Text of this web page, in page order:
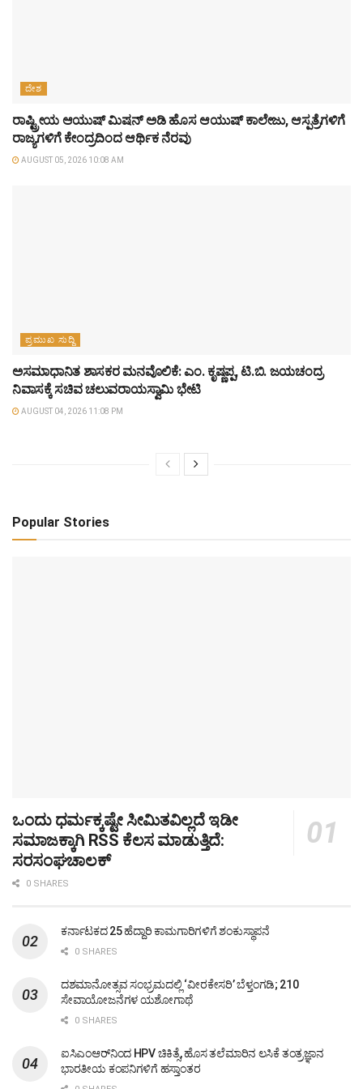
ದೇಶ
ರಾಷ್ಟ್ರೀಯ ಆಯುಷ್ ಮಿಷನ್ ಅಡಿ ಹೊಸ ಆಯುಷ್ ಕಾಲೇಜು, ಆಸ್ಪತ್ರೆಗಳಿಗೆ
ರಾಜ್ಯಗಳಿಗೆ ಕೇಂದ್ರದಿಂದ ಆರ್ಥಿಕ ನೆರವು
AUGUST 05, 2026 10:08 AM
ಪ್ರಮುಖ ಸುದ್ದಿ
ಅಸಮಾಧಾನಿತ ಶಾಸಕರ ಮನವೊಲಿಕೆ: ಎಂ. ಕೃಷ್ಣಪ್ಪ, ಟಿ.ಬಿ. ಜಯಚಂದ್ರ
ನಿವಾಸಕ್ಕೆ ಸಚಿವ ಚಲುವರಾಯಸ್ವಾಮಿ ಭೇಟಿ
AUGUST 04, 2026 11:08 PM
Popular Stories
ಒಂದು ಧರ್ಮಕ್ಕಷ್ಟೇ ಸೀಮಿತವಿಲ್ಲದೆ ಇಡೀ
ಸಮಾಜಕ್ಕಾಗಿ RSS ಕೆಲಸ ಮಾಡುತ್ತಿದೆ:
ಸರಸಂಘಚಾಲಕ್
0 SHARES
ಕರ್ನಾಟಕದ 25 ಹೆದ್ದಾರಿ ಕಾಮಗಾರಿಗಳಿಗೆ ಶಂಕುಸ್ಥಾಪನೆ
0 SHARES
ದಶಮಾನೋತ್ಸವ ಸಂಭ್ರಮದಲ್ಲಿ ‘ವೀರಕೇಸರಿ’ ಬೆಳ್ತಂಗಡಿ; 210
ಸೇವಾಯೋಜನೆಗಳ ಯಶೋಗಾಥೆ
0 SHARES
ಐಸಿಎಂಆರ್‌ನಿಂದ HPV ಚಿಕಿತ್ಸೆ, ಹೊಸ ತಲೆಮಾರಿನ ಲಸಿಕೆ ತಂತ್ರಜ್ಞಾನ
ಭಾರತೀಯ ಕಂಪನಿಗಳಿಗೆ ಹಸ್ತಾಂತರ